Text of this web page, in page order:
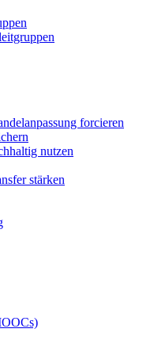
forcieren
nutzen
stärken